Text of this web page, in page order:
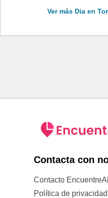
Ver más Dia en
Contacta con
Contacto
Política de privacidad